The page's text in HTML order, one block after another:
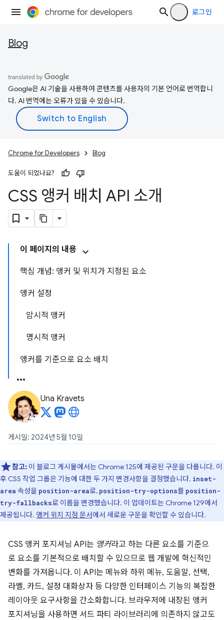
로그인
Blog
Google은 AI 기술을 사용하여 콘텐츠를 사용자의 기본 언어로 번역합니
다. AI 번역에는 오류가 있을 수 있습니다.
Chrome for Developers Blog
도움이 되었나요?
CSS 앵커 배치 API 소개
이 페이지의 내용
핵심 개념: 앵커 및 위치가 지정된 요소
앵커 설정
암시적 앵커
명시적 앵커
앵커를 기준으로 요소 배치
Una Kravets
게시일: 2024년 5월 10일
참고: 이 블로그 게시물에서는 Chrome 125에 제공된 구문을 다룹니다. 이
후 CSS 작업 그룹은 기능에 대한 두 가지 변경사항을 결정했습니다. inset-
area 속성을 position-area로, position-try-options를 position-
try-fallbacks로 이름을 변경했습니다. 이 업데이트는 Chrome 129에서
제공됩니다. 앵커 위치 지정 문서에서 새로운 구문을 확인할 수 있습니다.
CSS 앵커 포지셔닝 API는 앵커라고 하는 다른 요소를 기준으
로 요소를 기본적으로 배치할 수 있으므로 웹 개발에 혁신적인
변화를 가져옵니다. 이 API는 메뉴와 하위 메뉴, 도움말, 선택,
라벨, 카드, 설정 대화상자 등 다양한 인터페이스 기능의 복잡한
레이아웃 요구사항을 간소화합니다. 브라우저에 내장된 앵커
포지셔닝을 사용하면 서드 파티 라이브러리에 의존하지 않고도